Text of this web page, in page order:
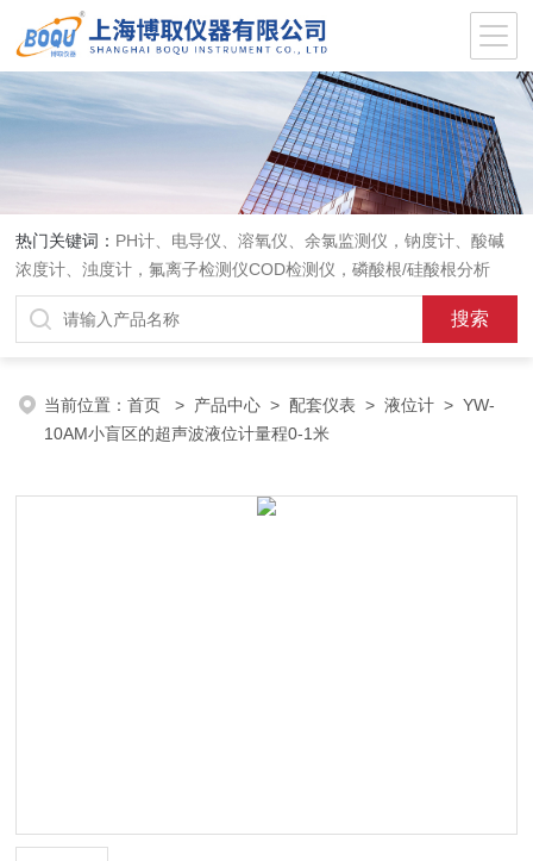
热门关键词： PH计、电导仪、溶氧仪、余氯监测仪，钠度计、酸碱
浓度计、浊度计，氟离子检测仪COD检测仪，磷酸根/硅酸根分析
仪，PH电极、溶氧电极、电导电极
当前位置：首页 > 产品中心 >配套仪表 >液位计 > YW-
10AM小盲区的超声波液位计量程0-1米